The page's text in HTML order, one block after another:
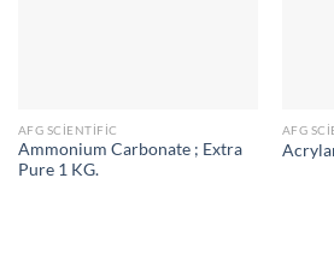
AFG SCIENTIFIC
Ammonium Carbonate ; Extra
Pure 1 KG.
AFG